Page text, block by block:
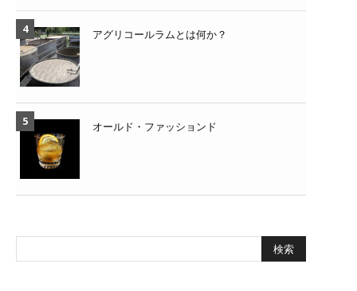
アグリコールラムとは何か？
オールド・ファッションド